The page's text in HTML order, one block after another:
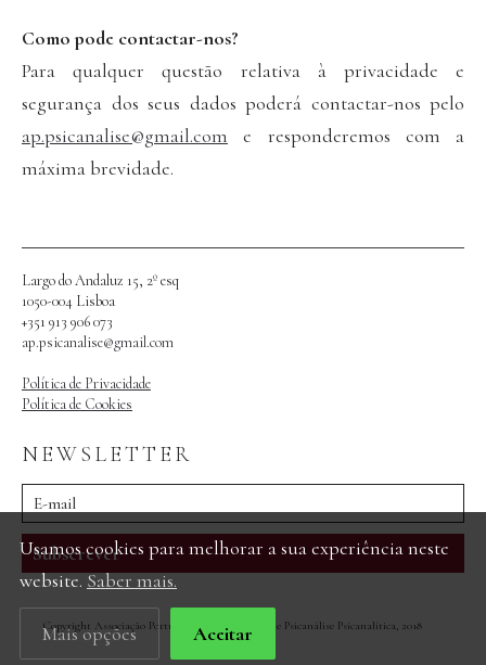
Como pode contactar-nos?
Para qualquer questão relativa à privacidade e
segurança dos seus dados poderá contactar-nos pelo
ap.psicanalise@gmail.com e responderemos com a
máxima brevidade.
Largo do Andaluz 15, 2º esq
1050-004 Lisboa
+351 913 906 073
ap.psicanalise@gmail.com
Política de Privacidade
Política de Cookies
NEWSLETTER
Subscrever
Copyright Associação Portuguesa de Psicoterapia e Psicanálise Psicanalítica, 2018
Usamos cookies para melhorar a sua experiência neste
website.Saber mais.
Mais opções Aceitar